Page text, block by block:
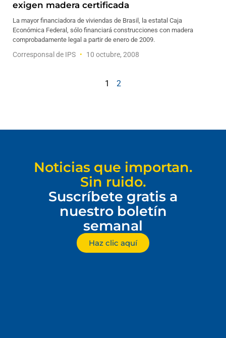
exigen madera certificada
La mayor financiadora de viviendas de Brasil, la estatal Caja
Económica Federal, sólo financiará construcciones con madera
comprobadamente legal a partir de enero de 2009.
Corresponsal de IPS 10 octubre, 2008
1 2
Noticias que importan.
Sin ruido.
Suscríbete gratis a
nuestro boletín
semanal
Haz clic aquí